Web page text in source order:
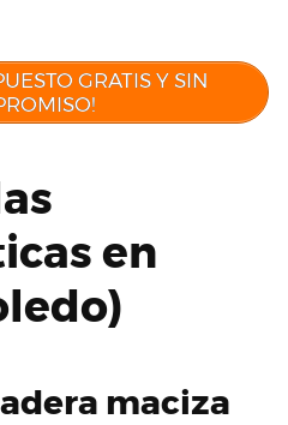
GRATIS Y SIN
en
maciza